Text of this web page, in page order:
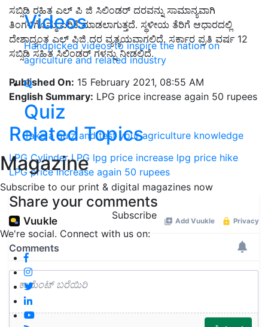
Videos
Handpicked videos to inspire the nation on
agriculture and related industry
Quiz
Take a quiz and test your agriculture knowledge
Magazine
Subscribe to our print & digital magazines now
Subscribe
We're social. Connect with us on:
ಸಬ್ಸಿಡಿ ರಹಿತ ಎಲ್ ಪಿ ಜಿ ಸಿಲಿಂಡರ್ ದರವನ್ನು ಸಾಮಾನ್ಯವಾಗಿ
ತಿಂಗಳಿಗೊಮ್ಮೆ ಏರಿಕೆ ಮಾಡಲಾಗುತ್ತದೆ. ಸ್ಥಳೀಯ ತೆರಿಗೆ ಆಧಾರದಲ್ಲಿ
ದೇಶಾದ್ಯಂತ ಎಲ್ ಪಿಜಿ ದರ ವ್ಯತ್ಯಯವಾಗಲಿದೆ. ಸರ್ಕಾರ ಪ್ರತಿ ವರ್ಷ 12
ಸಬ್ಸಿಡಿ ಸಹಿತ ಸಿಲಿಂಡರ್ ಗಳನ್ನು ನೀಡಲಿದೆ.
Published On: 15 February 2021, 08:55 AM
English Summary: LPG price increase again 50 rupees
Related Topics
LPG Cylinder LPG lpg price increase lpg price hike
LPG price increase again 50 rupees
Share your comments